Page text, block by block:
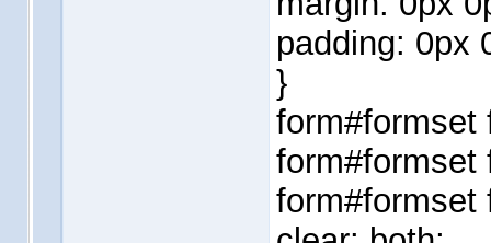
padding: 0px
}
form#formset
form#formset
form#formset